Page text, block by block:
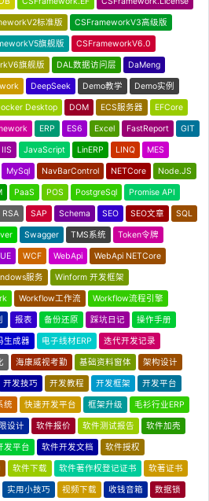
标准版 CSFrameworkV3高级版
旗舰版 CSFrameworkV6.0
旗舰版 DAL数据访问层 DaMeng
DeepSeek Demo教学 Demo实例
Desktop DOM ECS服务器 EFCore
ERP ES6 Excel FastReport GIT
IIS JavaScript LinERP LINQ MES
MySql NavBarControl NETCore Node.JS
PaaS POS PostgreSql Promise API
RSA SAP Schema SEO SEO文章 SQL
Swagger TMS系统 Token令牌
WCF WebApi WebApi NETCore
服务 Winform 开发框架
Workflow工作流 Workflow流程引擎
报表 备份还原 踩坑日记 操作手册
生成器 电子线材ERP 迭代开发记录
海康威视考勤 基础资料窗体 架构设计
开发技巧 开发教程 开发框架 开发平台
统 快速开发平台 框架升级 毛衫行业ERP
设计 软件报价 软件测试报告 软件加壳
发平台 软件开发文档 软件授权
软件下载 软件著作权登记证书 软著证书
实用小技巧 视频下载 收钱音箱 数据锁